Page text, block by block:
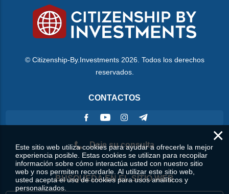
© Citizenship-By.Investments 2026. Todos los derechos
reservados.
CONTACTOS
Deje su consulta
BÚSQUEDA EN EL SITIO WEB
×
Este sitio web utiliza cookies para ayudar a ofrecerle la mejor
experiencia posible. Estas cookies se utilizan para recopilar
información sobre cómo interactúa usted con nuestro sitio
web y nos permiten recordarle. Al utilizar este sitio web,
usted acepta el uso de cookies para usos analíticos y
personalizados.